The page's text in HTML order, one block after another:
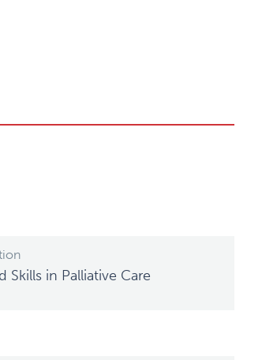
Skills in Palliative Care